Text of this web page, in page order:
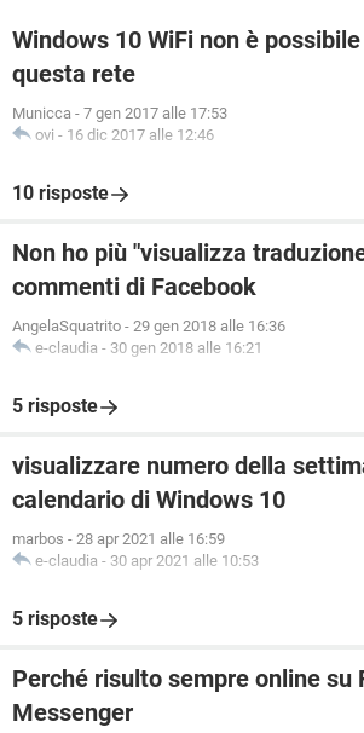
Windows 10 WiFi non è
questa rete
Municca - 7 gen 2017 alle 17:53
ovi - 16 dic 2017 alle 12:46
10 risposte
Non ho più "visualizza
commenti di Facebook
AngelaSquatrito - 29 gen 2018 alle 16:36
e-claudia - 30 gen 2018 alle 16:21
5 risposte
visualizzare numero della
calendario di Windows 10
marbos - 28 apr 2021 alle 16:59
e-claudia - 30 apr 2021 alle 10:53
5 risposte
Perché risulto sempre online su
Messenger